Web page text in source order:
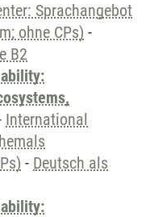
Sprachangebot
ohne CPs) -
B2
International
- Deutsch als